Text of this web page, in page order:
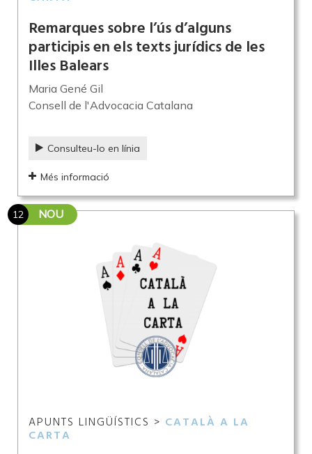
Remarques sobre l’ús d’alguns
participis en els texts jurídics de les
Illes Balears
Maria Gené Gil
Consell de l'Advocacia Catalana
Consulteu-lo en línia
Més informació
12 NOU
APUNTS LINGÜÍSTICS > CATALÀ A LA
CARTA